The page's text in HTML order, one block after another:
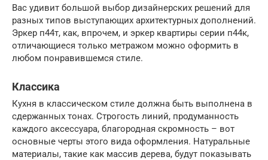
Вас удивит большой выбор дизайнерских решений для
разных типов выступающих архитектурных дополнений.
Эркер п44т, как, впрочем, и эркер квартиры серии п44к,
отличающиеся только метражом можно оформить в
любом понравившемся стиле.
Классика
Кухня в классическом стиле должна быть выполнена в
сдержанных тонах. Строгость линий, продуманность
каждого аксессуара, благородная скромность – вот
основные черты этого вида оформления. Натуральные
материалы, такие как массив дерева, будут показывать